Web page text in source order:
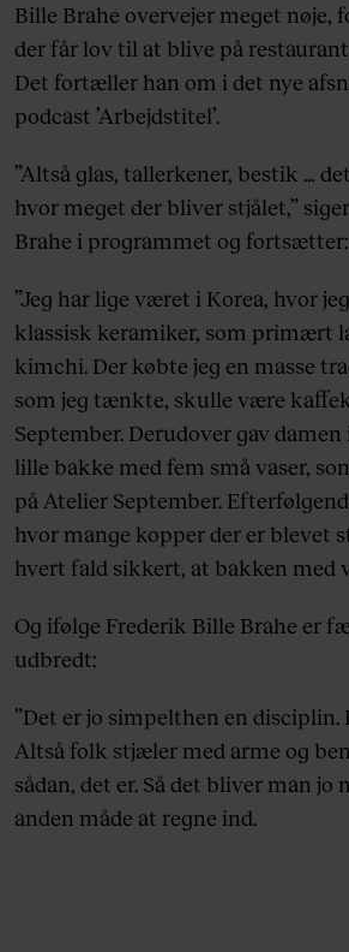
Bille Brahe overvejer meget nøje,
der får lov til at blive på
Det fortæller han om i det nye
podcast ’Arbejdstitel’.
”Altså glas, tallerkener, bestik …
hvor meget der bliver stjålet,”
Brahe i programmet og fortsætter:
”Jeg har lige været i Korea, hvor
klassisk keramiker, som primært
kimchi. Der købte jeg en masse
som jeg tænkte, skulle være
September. Derudover gav
lille bakke med fem små vaser,
på Atelier September.
hvor mange kopper der er blevet
hvert fald sikkert, at bakken med
Og ifølge Frederik Bille Brahe er
udbredt:
”Det er jo simpelthen en disciplin.
Altså folk stjæler med arme og
sådan, det er. Så det bliver man jo
anden måde at regne ind.